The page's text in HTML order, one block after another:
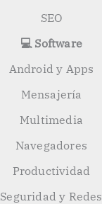
SEO
💻 Software
Android y Apps
Mensajería
Multimedia
Navegadores
Productividad
Seguridad y Redes